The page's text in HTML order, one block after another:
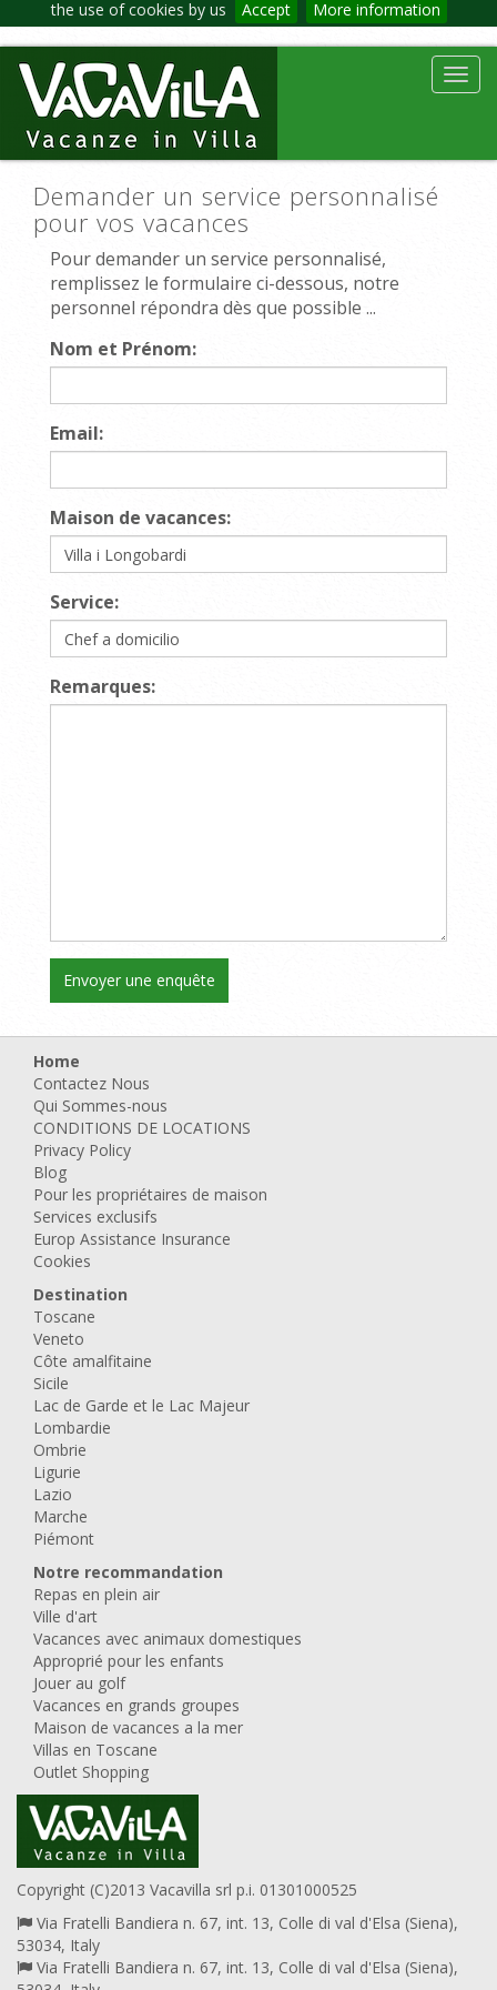
the use of cookies by us Accept More information
Demander un service personnalisé
pour vos vacances
Pour demander un service personnalisé,
remplissez le formulaire ci-dessous, notre
personnel répondra dès que possible ...
Nom et Prénom:
Email:
Maison de vacances:
Service:
Remarques:
Home
Contactez Nous
Qui Sommes-nous
CONDITIONS DE LOCATIONS
Privacy Policy
Blog
Pour les propriétaires de maison
Services exclusifs
Europ Assistance Insurance
Cookies
Destination
Toscane
Veneto
Côte amalfitaine
Sicile
Lac de Garde et le Lac Majeur
Lombardie
Ombrie
Ligurie
Lazio
Marche
Piémont
Notre recommandation
Repas en plein air
Ville d'art
Vacances avec animaux domestiques
Approprié pour les enfants
Jouer au golf
Vacances en grands groupes
Maison de vacances a la mer
Villas en Toscane
Outlet Shopping
Copyright (C)2013 Vacavilla srl p.i. 01301000525
Via Fratelli Bandiera n. 67, int. 13, Colle di val d'Elsa (Siena),
53034, Italy
Via Fratelli Bandiera n. 67, int. 13, Colle di val d'Elsa (Siena),